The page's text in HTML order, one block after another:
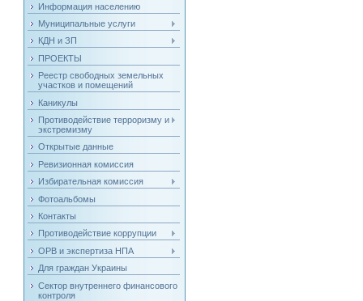
Информация населению
Муниципальные услуги
КДН и ЗП
ПРОЕКТЫ
Реестр свободных земельных
участков и помещений
Каникулы
Противодействие терроризму и
экстремизму
Открытые данные
Ревизионная комиссия
Избирательная комиссия
Фотоальбомы
Контакты
Противодействие коррупции
ОРВ и экспертиза НПА
Для граждан Украины
Сектор внутреннего финансового
контроля